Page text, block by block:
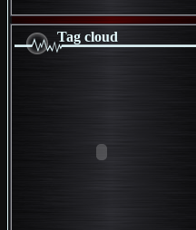
Tag cloud